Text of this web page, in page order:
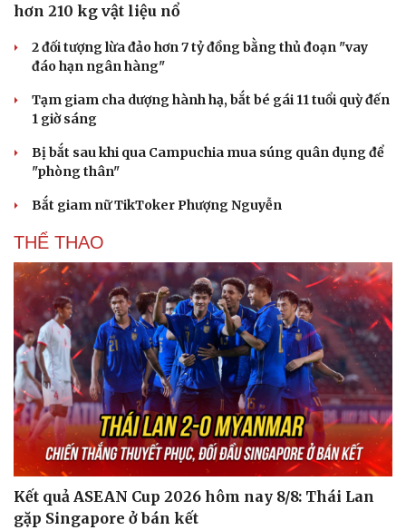
Sân khấu - Điện ảnh
Âm nhạc
Di sản
Sao Việt
hơn 210 kg vật liệu nổ
2 đối tượng lừa đảo hơn 7 tỷ đồng bằng thủ đoạn "vay
đáo hạn ngân hàng"
Tạm giam cha dượng hành hạ, bắt bé gái 11 tuổi quỳ đến
1 giờ sáng
Bị bắt sau khi qua Campuchia mua súng quân dụng để
"phòng thân"
Bắt giam nữ TikToker Phượng Nguyễn
THỂ THAO
Kết quả ASEAN Cup 2026 hôm nay 8/8: Thái Lan
gặp Singapore ở bán kết